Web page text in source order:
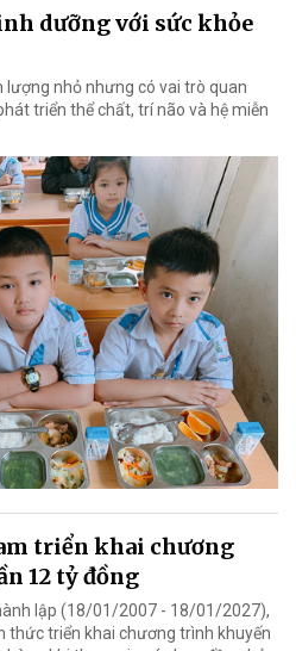
dưỡng với sức khỏe
nhỏ nhưng có vai trò quan
triển thể chất, trí não và hệ miễn
triển khai chương
12 tỷ đồng
lập (18/01/2007 - 18/01/2027),
thức triển khai chương trình khuyến